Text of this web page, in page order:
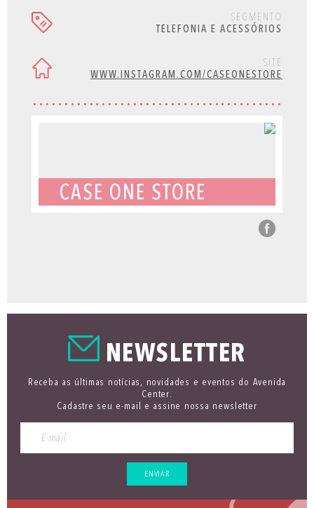
SEGMENTO
TELEFONIA E ACESSÓRIOS
SITE
WWW.INSTAGRAM.COM/CASEONESTORE
CASE ONE STORE
NEWSLETTER
Receba as últimas notícias, novidades e eventos do Avenida
Center.
Cadastre seu e-mail e assine nossa newsletter
ENVIAR